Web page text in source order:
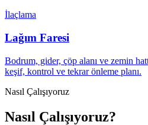
İlaçlama
Lağım Faresi
Bodrum, gider, çöp alanı ve zemin
keşif, kontrol ve tekrar önleme planı.
Nasıl Çalışıyoruz
Nasıl Çalışıyoruz?